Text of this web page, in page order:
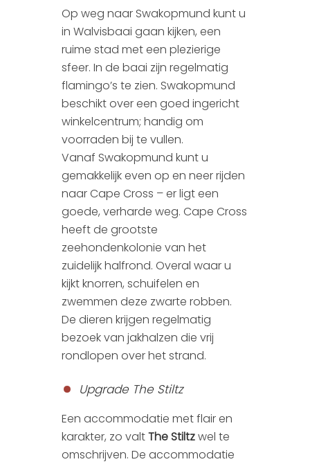
Op weg naar Swakopmund kunt u
in Walvisbaai gaan kijken, een
ruime stad met een plezierige
sfeer. In de baai zijn regelmatig
flamingo’s te zien. Swakopmund
beschikt over een goed ingericht
winkelcentrum; handig om
voorraden bij te vullen.
Vanaf Swakopmund kunt u
gemakkelijk even op en neer rijden
naar Cape Cross – er ligt een
goede, verharde weg. Cape Cross
heeft de grootste
zeehondenkolonie van het
zuidelijk halfrond. Overal waar u
kijkt knorren, schuifelen en
zwemmen deze zwarte robben.
De dieren krijgen regelmatig
bezoek van jakhalzen die vrij
rondlopen over het strand.
Upgrade The Stiltz
Een accommodatie met flair en
karakter, zo valtThe Stiltzwel te
omschrijven. De accommodatie